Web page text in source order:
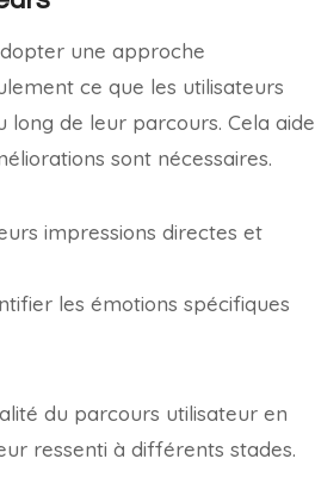
une approche
ce que les utilisateurs
de leur parcours. Cela aide
sont nécessaires.
impressions directes et
les émotions spécifiques
du parcours utilisateur en
ressenti à différents stades.